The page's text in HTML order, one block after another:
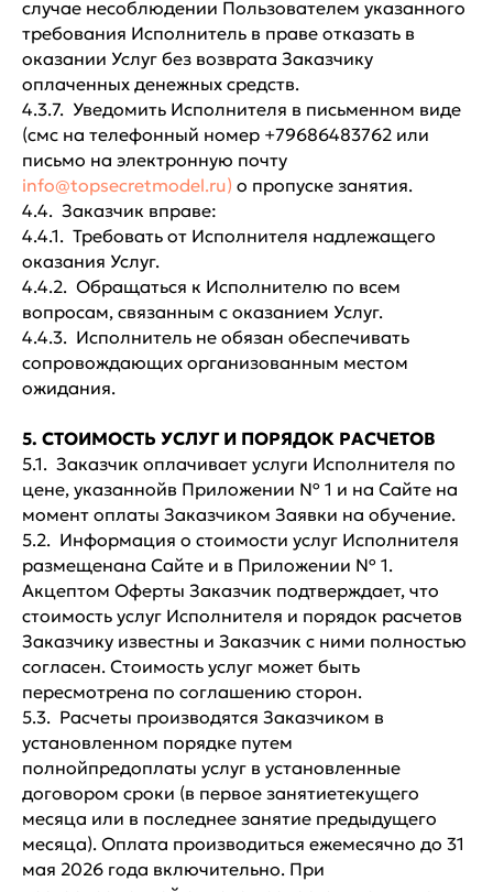
случае несоблюдении Пользователем указанного
требования Исполнитель в праве отказать в
оказании Услуг без возврата Заказчику
оплаченных денежных средств.
4.3.7. Уведомить Исполнителя в письменном виде
(смс на телефонный номер +79686483762 или
письмо на электронную почту
info@topsecretmodel.ru) о пропуске занятия.
4.4. Заказчик вправе:
4.4.1. Требовать от Исполнителя надлежащего
оказания Услуг.
4.4.2. Обращаться к Исполнителю по всем
вопросам, связанным с оказанием Услуг.
4.4.3. Исполнитель не обязан обеспечивать
сопровождающих организованным местом
ожидания.
5. СТОИМОСТЬ УСЛУГ И ПОРЯДОК РАСЧЕТОВ
5.1. Заказчик оплачивает услуги Исполнителя по
цене, указаннойв Приложении № 1 и на Сайте на
момент оплаты Заказчиком Заявки на обучение.
5.2. Информация о стоимости услуг Исполнителя
размещенана Сайте и в Приложении № 1.
Акцептом Оферты Заказчик подтверждает, что
стоимость услуг Исполнителя и порядок расчетов
Заказчику известны и Заказчик с ними полностью
согласен. Стоимость услуг может быть
пересмотрена по соглашению сторон.
5.3. Расчеты производятся Заказчиком в
установленном порядке путем
полнойпредоплаты услуг в установленные
договором сроки (в первое занятиетекущего
месяца или в последнее занятие предыдущего
месяца). Оплата производиться ежемесячно до 31
мая 2026 года включительно. При